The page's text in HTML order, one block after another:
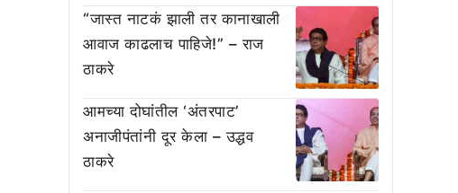
“जास्त नाटकं झाली तर कानाखाली
आवाज काढलाच पाहिजे!” – राज
ठाकरे
आमच्या दोघांतील ‘अंतरपाट’
अनाजीपंतांनी दूर केला – उद्धव
ठाकरे